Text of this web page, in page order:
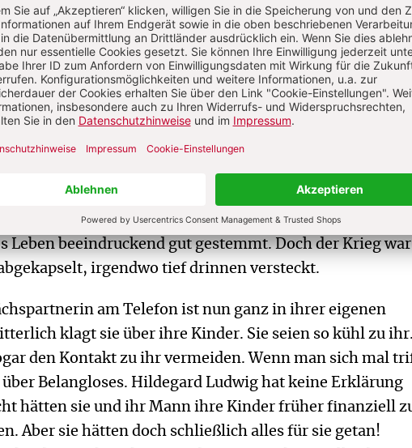
schreckliche, körperlich wie seelisch so schmerzhafte
dem Krieg half ihnen meist niemand, Angst und Grauen
sollten vor allem keinen Ärger machen und
sie auch keinen Ärger machen, denn sie sahen ja, wie
um für das Überleben der Familie zu sorgen. Sie
belastbar der Vater war - wenn er überhaupt aus
war. Viele Söhne wurden für ihre verwitweten
Partnerersatz.
wurden erwachsen, bekamen selbst Kinder. Viele
Leben beeindruckend gut gestemmt. Doch der Krieg
irgendwo tief drinnen versteckt.
am Telefon ist nun ganz in ihrer eigenen
klagt sie über ihre Kinder. Sie seien so kühl zu ihr.
den Kontakt zu ihr vermeiden. Wenn man sich mal
Belangloses. Hildegard Ludwig hat keine Erklärung
hätten sie und ihr Mann ihre Kinder früher finanziell
Aber sie hätten doch schließlich alles für sie getan!